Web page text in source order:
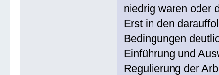
niedrig waren oder
Erst in den
Bedingungen
Einführung und
Regulierung der